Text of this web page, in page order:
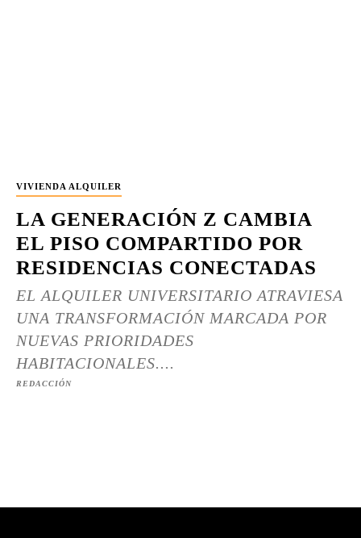
VIVIENDA ALQUILER
LA GENERACIÓN Z CAMBIA
EL PISO COMPARTIDO POR
RESIDENCIAS CONECTADAS
EL ALQUILER UNIVERSITARIO ATRAVIESA
UNA TRANSFORMACIÓN MARCADA POR
NUEVAS PRIORIDADES
HABITACIONALES....
REDACCIÓN